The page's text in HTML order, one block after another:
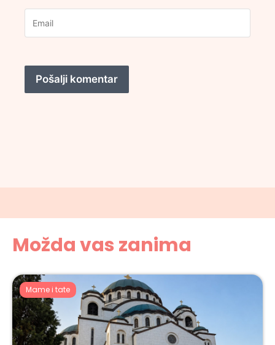
Možda vas zanima
Mame i tate